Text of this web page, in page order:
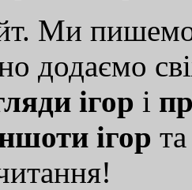
Ми
додаємо
ігор і
ігор